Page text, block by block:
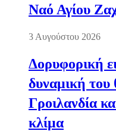
Ναό Αγίου
3 Αυγούστου 2026
Δορυφορική
δυναμική του
Γροιλανδία
κλίμα